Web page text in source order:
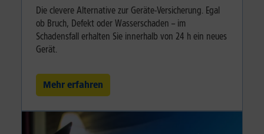
Die clevere Alternative zur Geräte-Versicherung. Egal
ob Bruch, Defekt oder Wasserschaden – im
Schadensfall erhalten Sie innerhalb von 24 h ein neues
Gerät.
Mehr erfahren